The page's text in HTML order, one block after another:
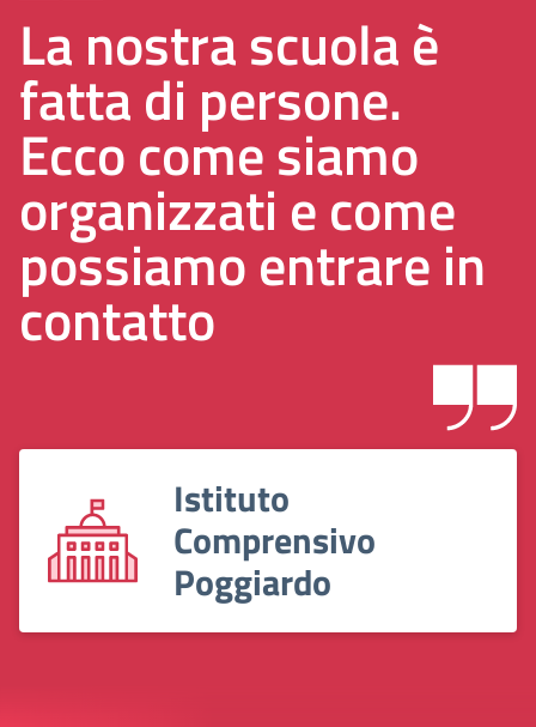
La nostra scuola è
fatta di persone.
Ecco come siamo
organizzati e come
possiamo entrare in
contatto
Istituto
Comprensivo
Poggiardo